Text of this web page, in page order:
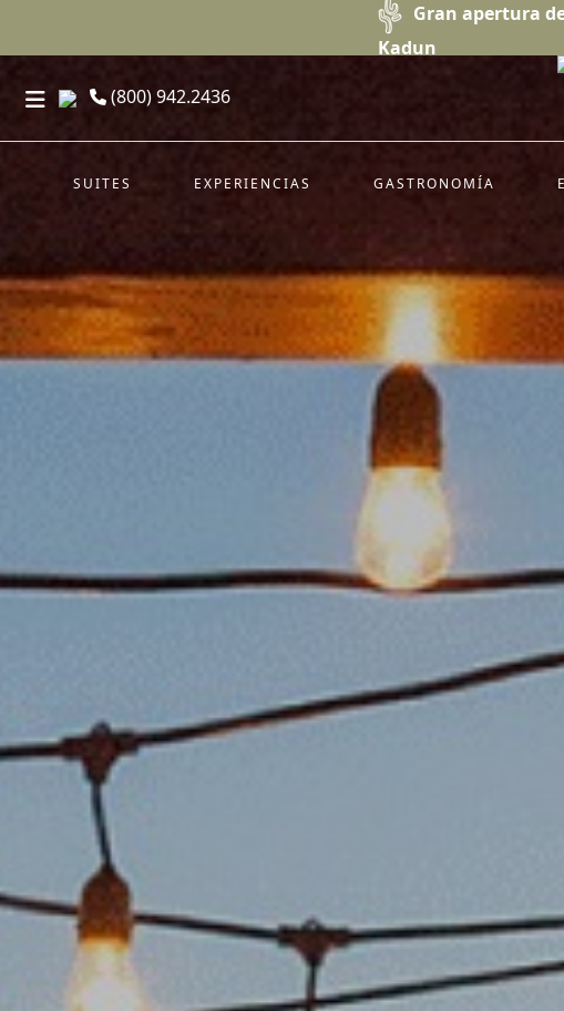
(800) 942.2436
SUITES EXPERIENCIAS GASTRONOMÍA
Gran apertura
Kadun